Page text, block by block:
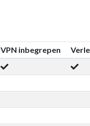
VPN inbegrepen